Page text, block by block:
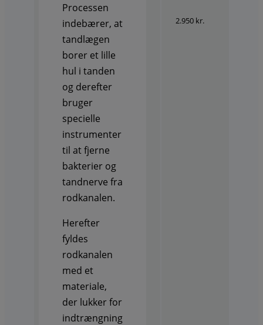
Processen
indebærer, at
tandlægen
borer et lille
hul i tanden
og derefter
bruger
specielle
instrumenter
til at fjerne
bakterier og
tandnerve fra
rodkanalen.
Herefter
fyldes
rodkanalen
med et
materiale,
der lukker for
indtrængning
2.950 kr.